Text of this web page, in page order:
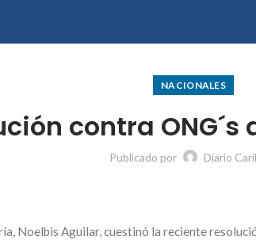
NACIONALES
contra
Publicado por Diario
Noelbis Aguilar, cuestinó la reciente